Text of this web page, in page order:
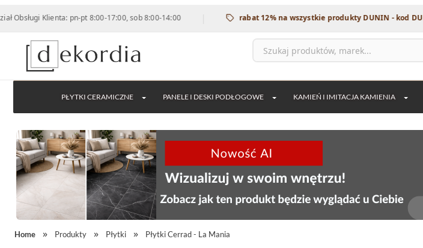
Klienta: pn-pt 8:00-17:00, sob 8:00-14:00 | rabat 12% na wszystkie produkty DUNIN - kod DUNIN12
PŁYTKI CERAMICZNE PANELE I DESKI PODŁOGOWE KAMIEŃ I IMITACJA KAMIENIA
Home Produkty Płytki Płytki Cerrad - La Mania